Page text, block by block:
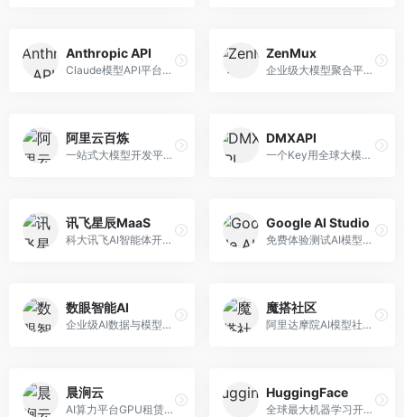
Anthropic API
Claude模型API平台，专注于安全可靠的AI服务。面向开发者，提供Claude系列模型API、安全特性、企业级服务等，API质量高。
ZenMux
企业级大模型聚合平台，专注于企业AI服务。面向企业用户，提供多模型管理、安全合规、成本优化等服务，企业级功能完善。
阿里云百炼
一站式大模型开发平台，深度整合阿里云服务。面向企业开发者和AI团队，提供模型训练、微调、部署、应用开发等全流程服务，企业级功能完善。
DMXAPI
一个Key用全球大模型的聚合平台。面向开发者，提供多模型统一API、简化接入、成本控制等服务，接入便捷。
讯飞星辰MaaS
科大讯飞AI智能体开发平台，专注于企业级模型服务。面向企业用户，提供模型调用、智能体创建、行业解决方案等服务，中文能力突出。
Google AI Studio
免费体验测试AI模型的平台，深度整合Google生态。面向开发者和研究者，提供Gemini模型体验、API密钥管理、提示词测试等服务，免费使用。
数眼智能AI
企业级AI数据与模型服务平台，专注于数据驱动AI。面向企业用户，提供数据管理、模型训练、部署服务等，数据治理能力强。
魔搭社区
阿里达摩院AI模型社区，专注于中文AI生态。面向中文开发者，提供开源模型、数据集、开发工具等资源，中文模型丰富。
晨涧云
AI算力平台GPU租赁服务，专注于弹性算力。面向开发者和研究者，提供GPU租赁、弹性调度、成本优化等服务，算力灵活。
HuggingFace
全球最大机器学习开源社区，整合模型库与开发工具。面向AI研究者和开发者，提供开源模型、数据集、开发工具等资源，开源生态最完善。